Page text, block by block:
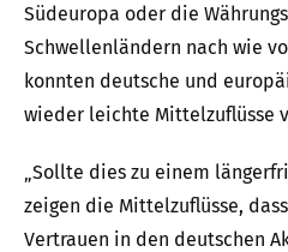
Südeuropa oder die
Schwellenländern nach wie
konnten deutsche und
wieder leichte Mittelzuflüsse
„Sollte dies zu einem
zeigen die Mittelzuflüsse,
Vertrauen in den deutschen